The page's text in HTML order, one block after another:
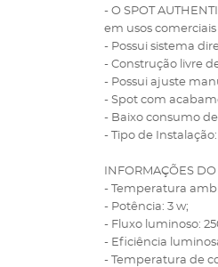
- O SPOT
em usos
- Possui sistema
- Construção livre
- Possui ajuste
- Spot com
- Baixo consumo
- Tipo de
INFORMAÇÕES
- Temperatura
- Potência: 3 w;
- Fluxo luminoso:
- Eficiência
- Temperatura de